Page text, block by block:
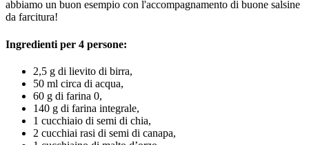
abbiamo un buon esempio con l'accompagnamento di buone salsine
da farcitura!
Ingredienti per 4 persone:
2,5 g di lievito di birra,
50 ml circa di acqua,
60 g di farina 0,
140 g di farina integrale,
1 cucchiaio di semi di chia,
2 cucchiai rasi di semi di canapa,